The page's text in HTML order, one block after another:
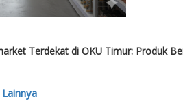
Terdekat di OKU Timur: Produk
Lainnya